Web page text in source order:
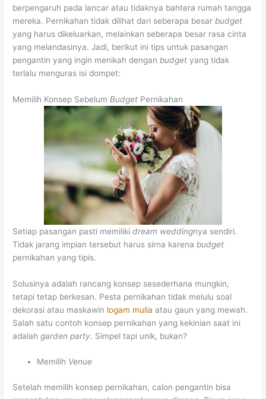
berpengaruh pada lancar atau tidaknya bahtera rumah tangga
mereka. Pernikahan tidak dilihat dari seberapa besar budget
yang harus dikeluarkan, melainkan seberapa besar rasa cinta
yang melandasinya. Jadi, berikut ini tips untuk pasangan
pengantin yang ingin menikah dengan budgetyang tidak
terlalu menguras isi dompet:
Memilih Konsep Sebelum Budget Pernikahan
Setiap pasangan pasti memilikidream weddingnya sendiri.
Tidak jarang impian tersebut harus sirna karena budget
pernikahan yang tipis.
Solusinya adalah rancang konsep sesederhana mungkin,
tetapi tetap berkesan. Pesta pernikahan tidak melulu soal
dekorasi atau maskawin logam mulia atau gaun yang mewah.
Salah satu contoh konsep pernikahan yang kekinian saat ini
adalahgarden party. Simpel tapi unik, bukan?
Memilih Venue
Setelah memilih konsep pernikahan, calon pengantin bisa